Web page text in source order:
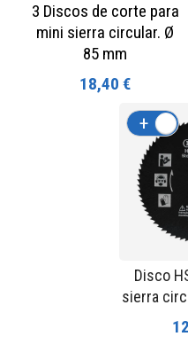
3 Discos de corte para
mini sierra circular. Ø
85 mm
18,40 €
Disco
sierra
+